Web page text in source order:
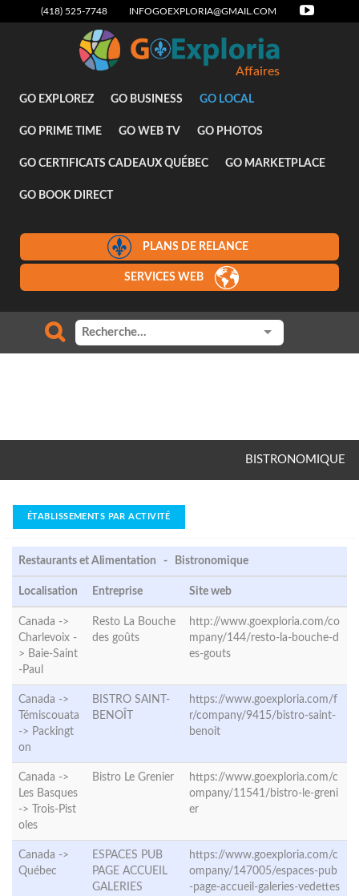
(418) 525-7748 INFOGOEXPLORIA@GMAIL.COM
Affaires
GO EXPLOREZ GO BUSINESS GO LOCAL
GO PRIME TIME GO WEB TV GO PHOTOS
GO CERTIFICATS CADEAUX QUÉBEC GO MARKETPLACE
GO BOOK DIRECT
PLANS DE RELANCE
SERVICES WEB
BISTRONOMIQUE
ÉTABLISSEMENTS PAR ACTIVITÉ
Restaurants et Alimentation - Bistronomique
Localisation Entreprise Site web
Canada ->
Charlevoix -
> Baie-Saint
-Paul
Resto La Bouche
des goûts
http://www.goexploria.com/co
mpany/144/resto-la-bouche-d
es-gouts
Canada ->
Témiscouata
-> Packingt
on
BISTRO SAINT-
BENOÎT
https://www.goexploria.com/f
r/company/9415/bistro-saint-
benoit
Canada ->
Les Basques
->
Trois-Pist
oles
Bistro Le Grenier
https://www.goexploria.com/c
ompany/11541/bistro-le-greni
er
Canada ->
Québec
ESPACES PUB
PAGE ACCUEIL
GALERIES
https://www.goexploria.com/c
ompany/147005/espaces-pub
-page-accueil-galeries-vedettes